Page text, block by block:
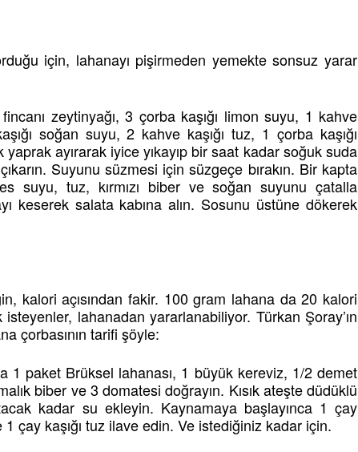
için, lahanayı pişirmeden yemekte sonsuz yarar
zeytinyağı, 3 çorba kaşığı limon suyu, 1 kahve
soğan suyu, 2 kahve kaşığı tuz, 1 çorba kaşığı
ayırarak iyice yıkayıp bir saat kadar soğuk suda
çıkarın. Suyunu süzmesi için süzgeçe bırakın. Bir kapta
suyu, tuz, kırmızı biber ve soğan suyunu çatalla
keserek salata kabına alın. Sosunu üstüne dökerek
kalori açısından fakir. 100 gram lahana da 20 kalori
lahanadan yararlanabiliyor. Türkan Şoray’ın
çorbasının tarifi şöyle:
1 paket Brüksel lahanası, 1 büyük kereviz, 1/2 demet
biber ve 3 domatesi doğrayın. Kısık ateşte düdüklü
kadar su ekleyin. Kaynamaya başlayınca 1 çay
1 çay kaşığı tuz ilave edin. Ve istediğiniz kadar için.